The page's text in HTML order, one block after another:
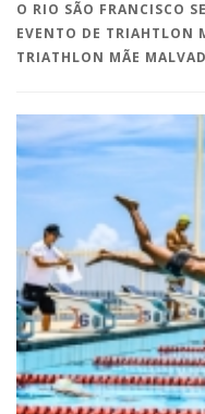
O RIO SÃO FRANCISCO
EVENTO DE TRIAHTLON
TRIATHLON MÃE